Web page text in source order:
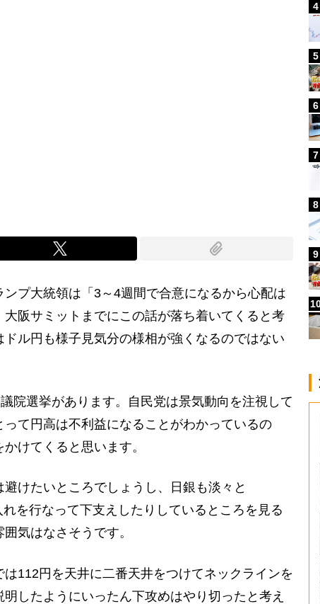
プ大統領は「3～4週間で合意になるから心配は
阪サミットまでにこの話が落ち着いてくると考
ル円も様子見気分の様相が強くなるのではない
院選挙があります。自民党は景気動向を注視して
て円高は不利益になることがわかっているの
けてくると思います。
けたいところでしょうし、日銀も淡々と
を行なって下支えしたりしているところを見る
気はなさそうです。
112円を天井に二番天井をつけてネックラインを
したようにいったん下攻めはやり切ったと考え
4
5
6
7
8
9